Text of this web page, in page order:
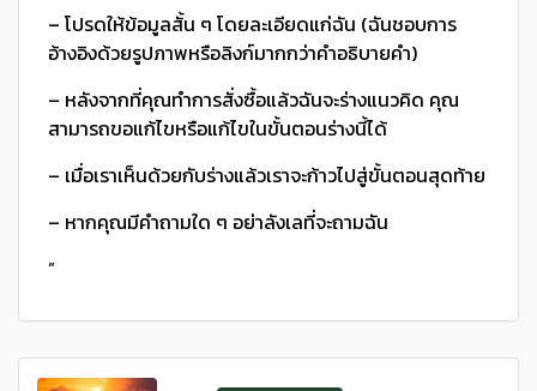
– โปรดให้ข้อมูลสั้น ๆ โดยละเอียดแก่ฉัน (ฉันชอบการ
อ้างอิงด้วยรูปภาพหรือลิงก์มากกว่าคําอธิบายคํา)
– หลังจากที่คุณทําการสั่งซื้อแล้วฉันจะร่างแนวคิด คุณ
สามารถขอแก้ไขหรือแก้ไขในขั้นตอนร่างนี้ได้
– เมื่อเราเห็นด้วยกับร่างแล้วเราจะก้าวไปสู่ขั้นตอนสุดท้าย
– หากคุณมีคําถามใด ๆ อย่าลังเลที่จะถามฉัน
”